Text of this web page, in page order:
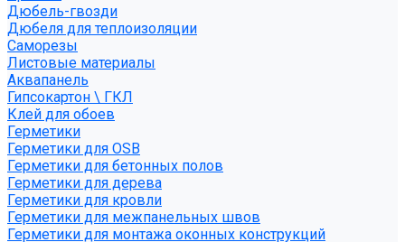
Дюбель-гвозди
Дюбеля для теплоизоляции
Саморезы
Листовые материалы
Аквапанель
Гипсокартон \ ГКЛ
Клей для обоев
Герметики
Герметики для OSB
Герметики для бетонных полов
Герметики для дерева
Герметики для кровли
Герметики для межпанельных швов
Герметики для монтажа оконных конструкций